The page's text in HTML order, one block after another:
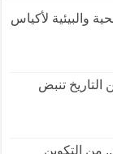
والبيئية لأكياس
تنبض
من التكوين